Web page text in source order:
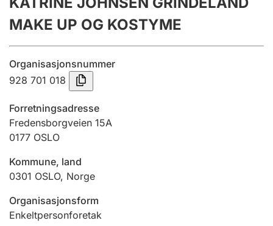
Innsending og forsinkelsesgebyr
Tinglysing
Jeger
Betaling og jegeravgiftskort
Ektepaktveileder
Offentlig sektor
MAKE UP OG KOSTYME
Organisasjonsnummer
928 701 018
Forretningsadresse
Fredensborgveien 15A
0177 OSLO
Kommune, land
0301 OSLO, Norge
Organisasjonsform
Enkeltpersonforetak